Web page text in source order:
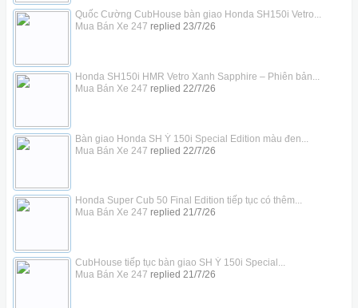
Quốc Cường CubHouse bàn giao Honda SH150i Vetro...
Mua Bán Xe 247 replied 23/7/26
Honda SH150i HMR Vetro Xanh Sapphire – Phiên bản...
Mua Bán Xe 247 replied 22/7/26
Bàn giao Honda SH Ý 150i Special Edition màu đen...
Mua Bán Xe 247 replied 22/7/26
Honda Super Cub 50 Final Edition tiếp tục có thêm...
Mua Bán Xe 247 replied 21/7/26
CubHouse tiếp tục bàn giao SH Ý 150i Special...
Mua Bán Xe 247 replied 21/7/26